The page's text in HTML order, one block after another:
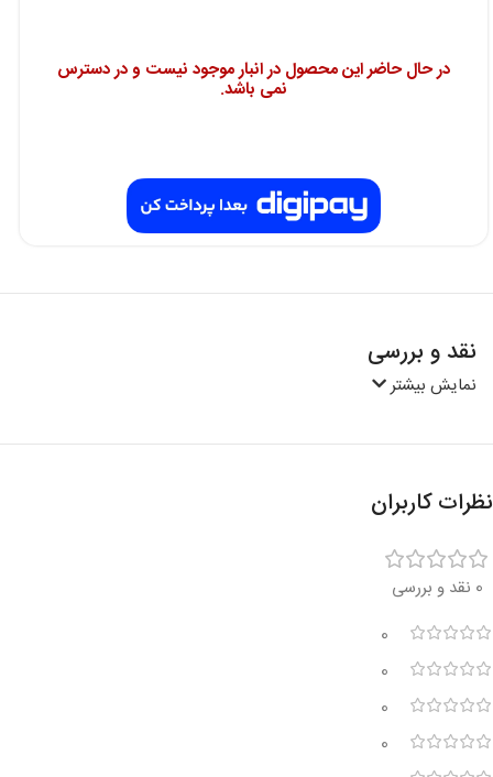
در حال حاضر این محصول در انبار موجود نیست و در دسترس
نمی باشد.
نقد و بررسی
نمایش بیشتر
نظرات کاربران
0 نقد و بررسی
0
0
0
0